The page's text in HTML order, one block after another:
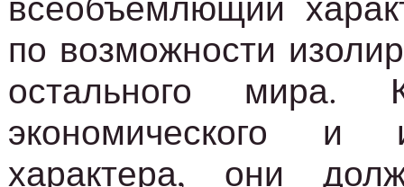
по возможности
остального мира.
экономического и
характера, они